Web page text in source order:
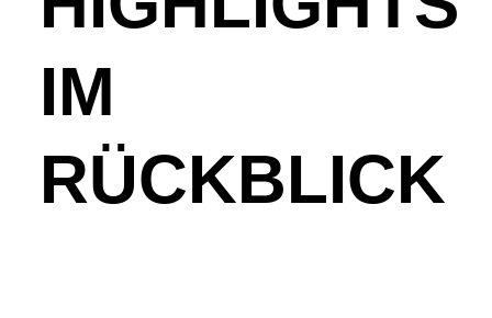
IM
RÜCKBLICK